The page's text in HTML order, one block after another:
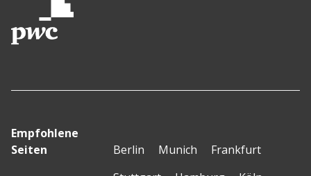
Empfohlene
Seiten
Berlin Munich
Frankfurt